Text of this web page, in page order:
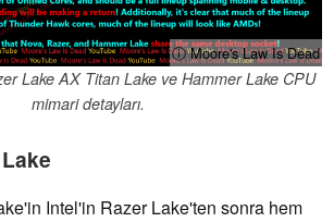
ⓘ Moore's Law Is Dead
Lake AX Titan Lake ve Hammer Lake CPU
mimari detayları.
Intel'in Razer Lake'ten sonra hem